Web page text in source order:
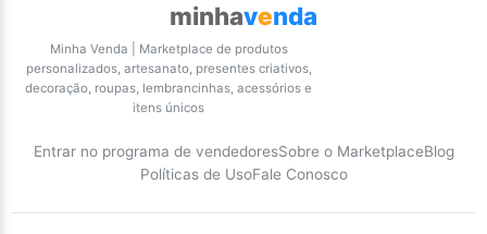
minhavenda
Minha Venda | Marketplace de produtos
personalizados, artesanato, presentes criativos,
decoração, roupas, lembrancinhas, acessórios e
itens únicos
Entrar no programa de vendedoresSobre o MarketplaceBlog
Políticas de UsoFale Conosco